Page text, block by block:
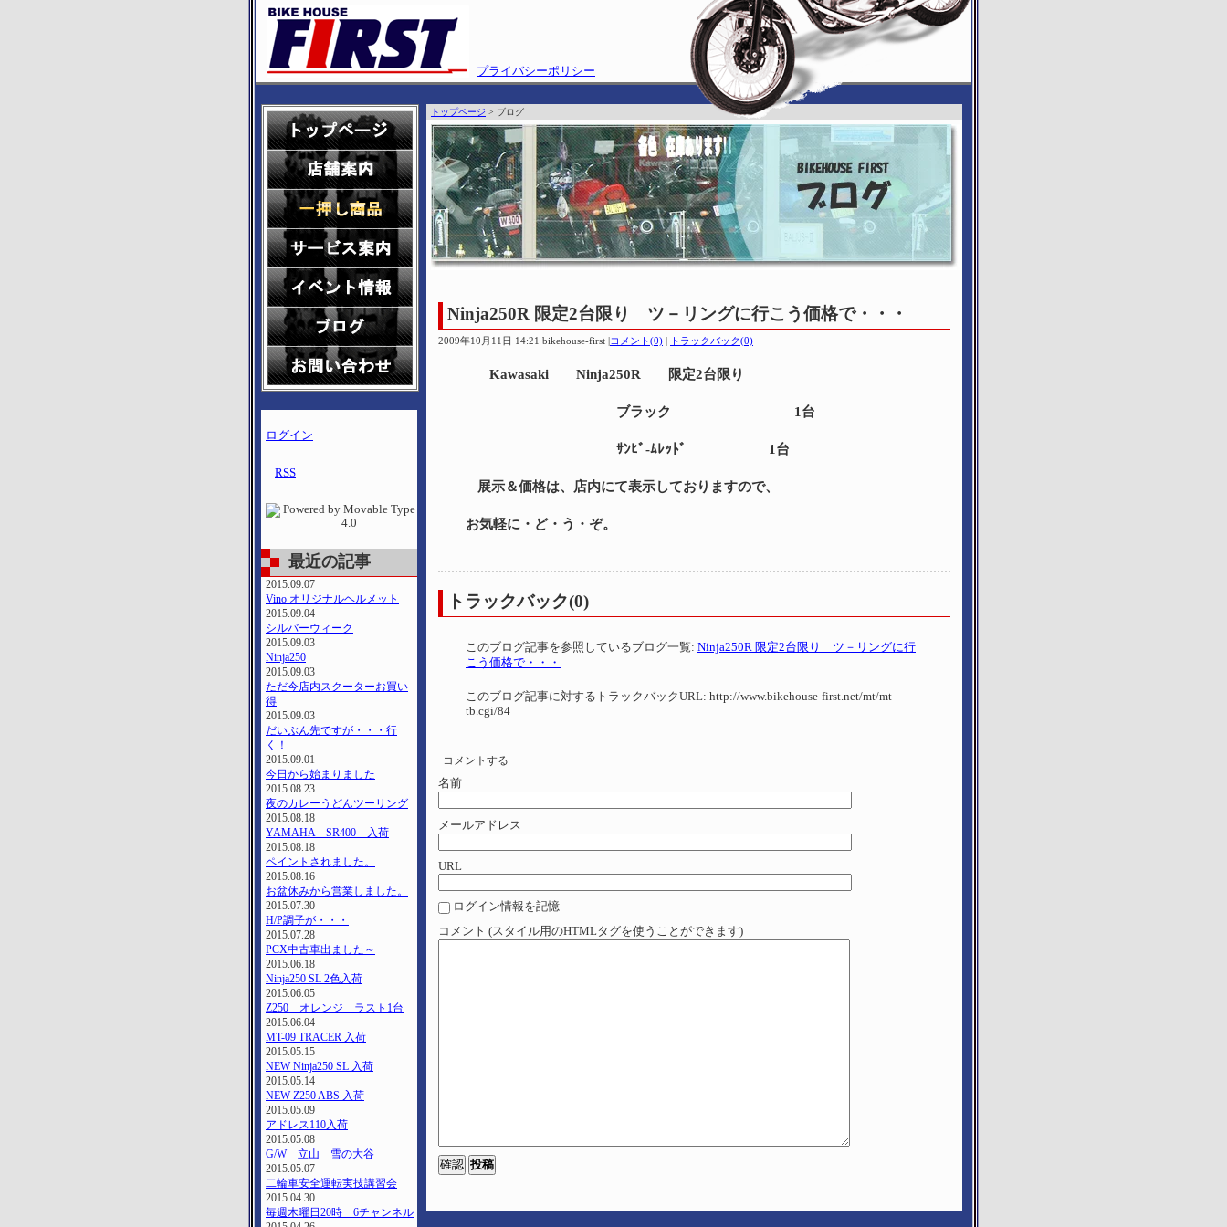
プライバシーポリシー
ログイン
RSS
最近の記事
2015.09.07
Vino オリジナルヘルメット
2015.09.04
シルバーウィーク
2015.09.03
Ninja250
2015.09.03
ただ今店内スクーターお買い
得
2015.09.03
だいぶん先ですが・・・行
く！
2015.09.01
今日から始まりました
2015.08.23
夜のカレーうどんツーリング
2015.08.18
YAMAHA SR400 入荷
2015.08.18
ペイントされました。
2015.08.16
お盆休みから営業しました。
2015.07.30
H/P調子が・・・
2015.07.28
PCX中古車出ました～
2015.06.18
Ninja250 SL 2色入荷
2015.06.05
Z250 オレンジ ラスト1台
2015.06.04
MT-09 TRACER 入荷
2015.05.15
NEW Ninja250 SL 入荷
2015.05.14
NEW Z250 ABS 入荷
2015.05.09
アドレス110入荷
2015.05.08
G/W 立山 雪の大谷
2015.05.07
二輪車安全運転実技講習会
2015.04.30
毎週木曜日20時 6チャンネル
トップページ > ブログ
Ninja250R 限定2台限り ツ－リングに行こう価格で・・・
2009年10月11日 14:21 bikehouse-first |コメント(0) | トラックバック(0)
Kawasaki Ninja250R 限定2台限り
ブラック 1台
ｻﾝﾋﾞ-ﾑﾚｯﾄﾞ 1台
展示＆価格は、店内にて表示しておりますので、
お気軽に・ど・う・ぞ。
トラックバック(0)
このブログ記事を参照しているブログ一覧: Ninja250R 限定2台限り ツ－リングに行
こう価格で・・・
このブログ記事に対するトラックバックURL: http://www.bikehouse-first.net/mt/mt-
tb.cgi/84
コメントする
名前
メールアドレス
URL
ログイン情報を記憶
コメント (スタイル用のHTMLタグを使うことができます)